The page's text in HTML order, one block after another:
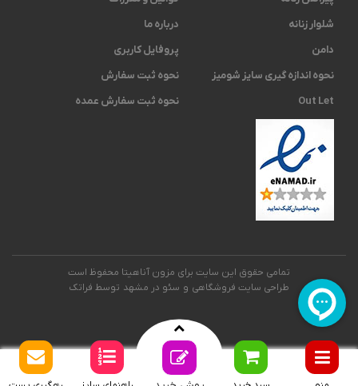
شلوار زنانه
دامن
نحوه اندازه گیری ‫سایز شومیز
Out Let
درباره ما
پروفایل کاربری
نحوه ثبت سفارش
نحوه ثبت سفارش عمده
تمامی حقوق این سایت برای مزون آناهیتا محفوظ است
طراحی سایت فروشگاهی و سئو در مشهد توسط فراتک